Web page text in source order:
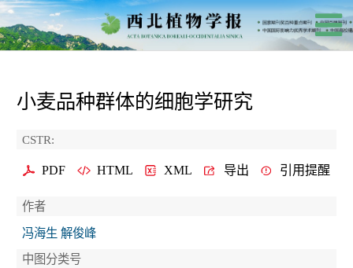
小麦品种群体的细胞学研究
CSTR:
PDF HTML XML 导出 引用提醒
作者
冯海生 解俊峰
中图分类号